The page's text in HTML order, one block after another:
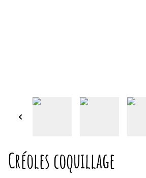
Créoles coquillage